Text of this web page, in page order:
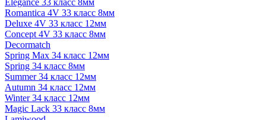
Elegance 33 класс 8мм
Romantica 4V 33 класс 8мм
Deluxe 4V 33 класс 12мм
Concept 4V 33 класс 8мм
Decormatch
Spring Max 34 класс 12мм
Spring 34 класс 8мм
Summer 34 класс 12мм
Autumn 34 класс 12мм
Winter 34 класс 12мм
Magic Lack 33 класс 8мм